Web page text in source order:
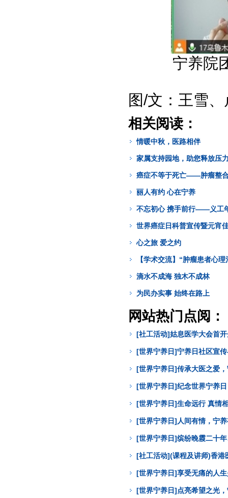
宁养院
图/文：王雪
相关阅读：
情暖中秋，医路相伴
家属支持园地，助您释放压
癌症不等于死亡——肿瘤整
丽人有约 心在宁养
不忘初心 携手前行——义工
世界癌症日科普宣传暨元宵
心之旅 爱之约
【学术交流】“肿瘤患者心
滴水不成海 独木不成林
为民办实事 始终在路上
网站热门点阅：
[社工活动]姑息医学大会首
[世界宁养日]宁养日社区宣
[世界宁养日]传承大医之爱
[世界宁养日]纪念世界宁养
[世界宁养日]生命远行 真情
[世界宁养日]人间有情，宁
[世界宁养日]缤纷晚霞二十
[社工活动](课程及讲师)香
[世界宁养日]享受无痛的人
[世界宁养日]点亮希望之光